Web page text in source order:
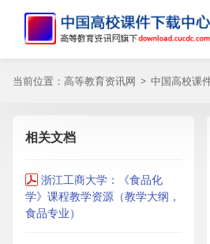
当前位置： 高等教育资讯网 > 中国高校课
相关文档
浙江工商大学：《食品化
学》课程教学资源（教学大纲，
食品专业）